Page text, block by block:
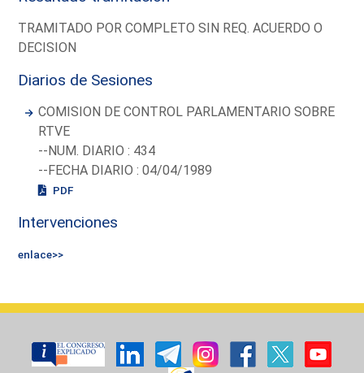
TRAMITADO POR COMPLETO SIN REQ. ACUERDO O
DECISION
Diarios de Sesiones
COMISION DE CONTROL PARLAMENTARIO SOBRE
RTVE
--NUM. DIARIO : 434
--FECHA DIARIO : 04/04/1989
PDF
Intervenciones
enlace>>